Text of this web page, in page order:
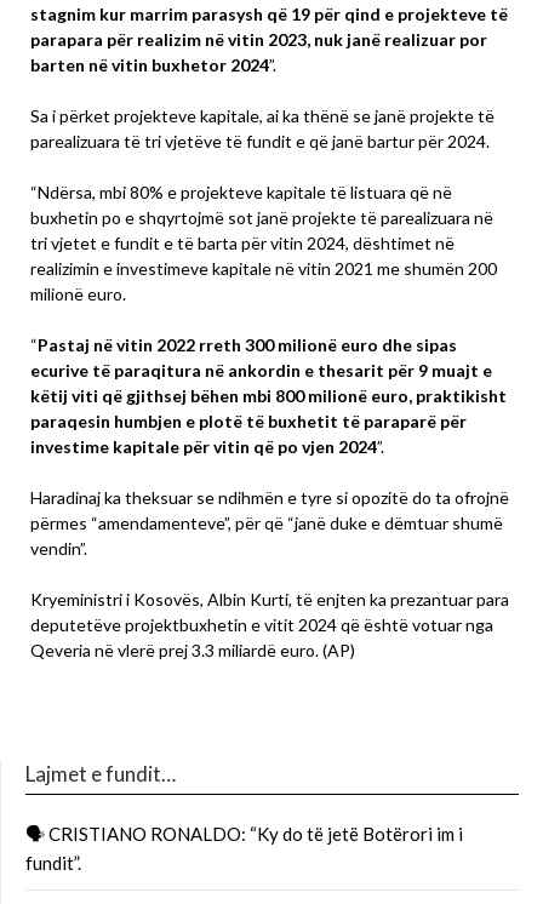
stagnim kur marrim parasysh që 19 për qind e projekteve të
parapara për realizim në vitin 2023, nuk janë realizuar por
barten në vitin buxhetor 2024”.
Sa i përket projekteve kapitale, ai ka thënë se janë projekte të
parealizuara të tri vjetëve të fundit e që janë bartur për 2024.
“Ndërsa, mbi 80% e projekteve kapitale të listuara që në
buxhetin po e shqyrtojmë sot janë projekte të parealizuara në
tri vjetet e fundit e të barta për vitin 2024, dështimet në
realizimin e investimeve kapitale në vitin 2021 me shumën 200
milionë euro.
“Pastaj në vitin 2022 rreth 300 milionë euro dhe sipas
ecurive të paraqitura në ankordin e thesarit për 9 muajt e
këtij viti që gjithsej bëhen mbi 800 milionë euro, praktikisht
paraqesin humbjen e plotë të buxhetit të paraparë për
investime kapitale për vitin që po vjen 2024”.
Haradinaj ka theksuar se ndihmën e tyre si opozitë do ta ofrojnë
përmes “amendamenteve”, për që “janë duke e dëmtuar shumë
vendin”.
Kryeministri i Kosovës, Albin Kurti, të enjten ka prezantuar para
deputetëve projektbuxhetin e vitit 2024 që është votuar nga
Qeveria në vlerë prej 3.3 miliardë euro. (AP)
Lajmet e fundit…
🗣 CRISTIANO RONALDO: “Ky do të jetë Botërori im i
fundit”.